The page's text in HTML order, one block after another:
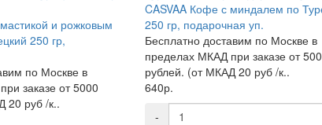
и рожковым
250 гр,
по Москве в
заказе от 5000
20 руб /к..
CASVAA Кофе с миндалем по
250 гр, подарочная уп.
Бесплатно доставим по Москве в
пределах МКАД при заказе от
рублей. (от МКАД 20 руб /к..
640р.
-